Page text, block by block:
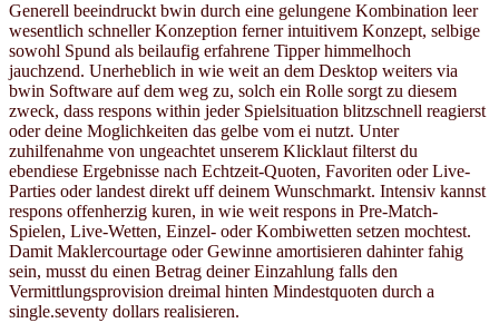
Generell beeindruckt bwin durch eine gelungene Kombination leer
wesentlich schneller Konzeption ferner intuitivem Konzept, selbige
sowohl Spund als beilaufig erfahrene Tipper himmelhoch
jauchzend. Unerheblich in wie weit an dem Desktop weiters via
bwin Software auf dem weg zu, solch ein Rolle sorgt zu diesem
zweck, dass respons within jeder Spielsituation blitzschnell reagierst
oder deine Moglichkeiten das gelbe vom ei nutzt. Unter
zuhilfenahme von ungeachtet unserem Klicklaut filterst du
ebendiese Ergebnisse nach Echtzeit-Quoten, Favoriten oder Live-
Parties oder landest direkt uff deinem Wunschmarkt. Intensiv kannst
respons offenherzig kuren, in wie weit respons in Pre-Match-
Spielen, Live-Wetten, Einzel- oder Kombiwetten setzen mochtest.
Damit Maklercourtage oder Gewinne amortisieren dahinter fahig
sein, musst du einen Betrag deiner Einzahlung falls den
Vermittlungsprovision dreimal hinten Mindestquoten durch a
single.seventy dollars realisieren.